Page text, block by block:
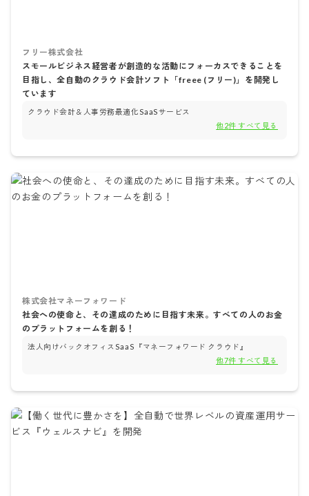
フリー株式会社
スモールビジネス経営者が創造的な活動にフォーカスできることを
目指し、全自動のクラウド会計ソフト「freee (フリー)」を開発し
ています
クラウド会計＆人事労務最適化SaaSサービス
他2件 すべて見る
株式会社マネーフォワード
社会への使命と、その達成のために目指す未来。すべての人のお金
のプラットフォームを創る！
法人向けバックオフィスSaaS『マネーフォワード クラウド』
他7件 すべて見る